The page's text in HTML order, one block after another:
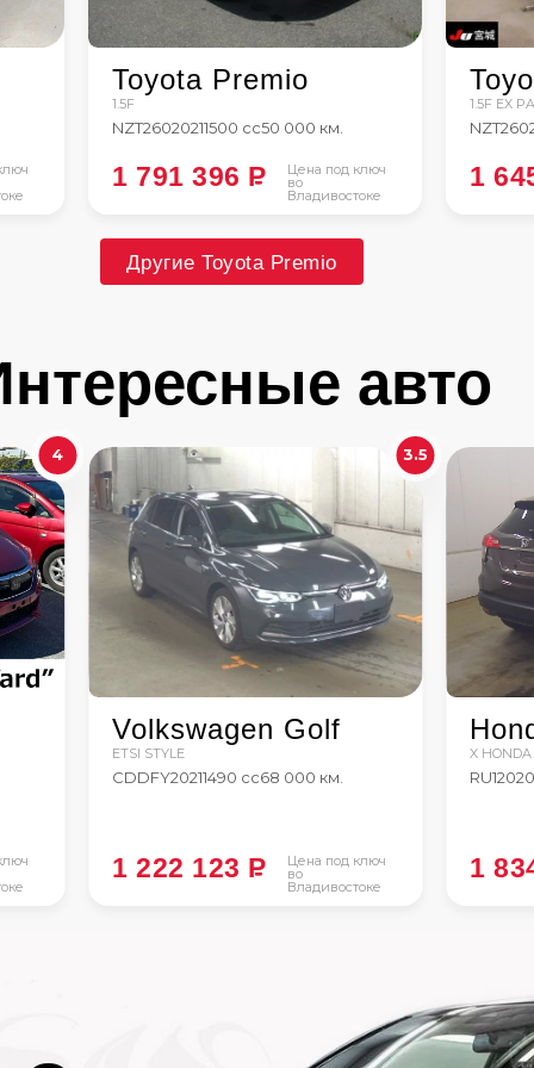
Toyota Premio
1.5F
NZT26020211500 сс50 000 км.
Цена под ключ
во
Владивостоке
1 791 396 P
1.5F EX
NZT260
1
Другие Toyota Premio
авто
4 3.5
Volkswagen Golf
ETSI STYLE
CDDFY20211490 сс68 000 км.
Цена под ключ
во
Владивостоке
1 222 123 P
X HONDA
RU12020
1